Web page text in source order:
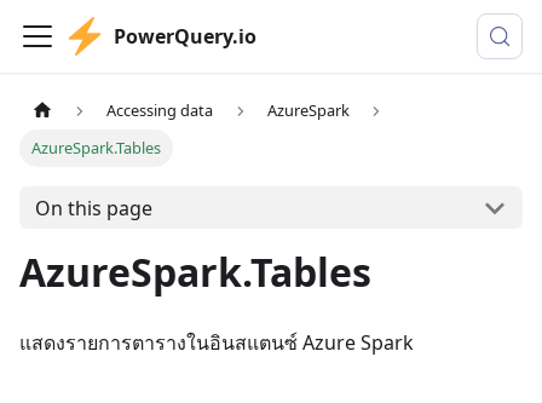
PowerQuery.io
Accessing data
AzureSpark
AzureSpark.Tables
On this page
AzureSpark.Tables
แสดงรายการตารางในอินสแตนซ์ Azure Spark